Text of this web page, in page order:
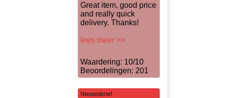
Great item, good price
and really quick
delivery. Thanks!
lees meer >>
Waardering: 10/10
Beoordelingen: 201
Nieuwsbrief